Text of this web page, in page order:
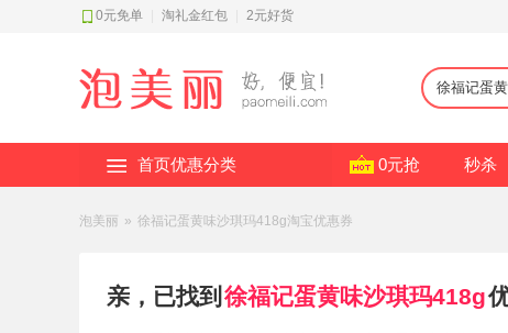
0元免单 淘礼金红包 2元好货
首页优惠分类 0元抢 秒杀
泡美丽 » 徐福记蛋黄味沙琪玛418g淘宝优惠券
亲，已找到 徐福记蛋黄味沙琪玛418g